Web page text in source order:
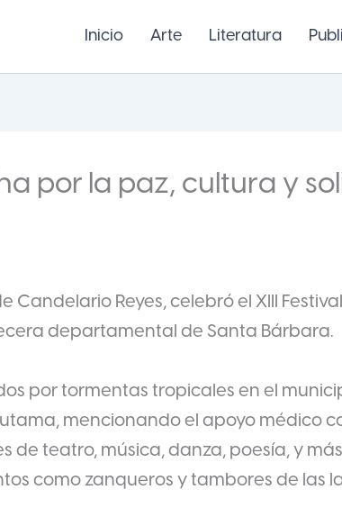
Inicio Arte Literatura
por la paz, cultura y
Candelario Reyes, celebró el XIII
departamental de Santa Bárbara.
por tormentas tropicales en el
mencionando el apoyo médico
teatro, música, danza, poesía, y
como zanqueros y tambores de las